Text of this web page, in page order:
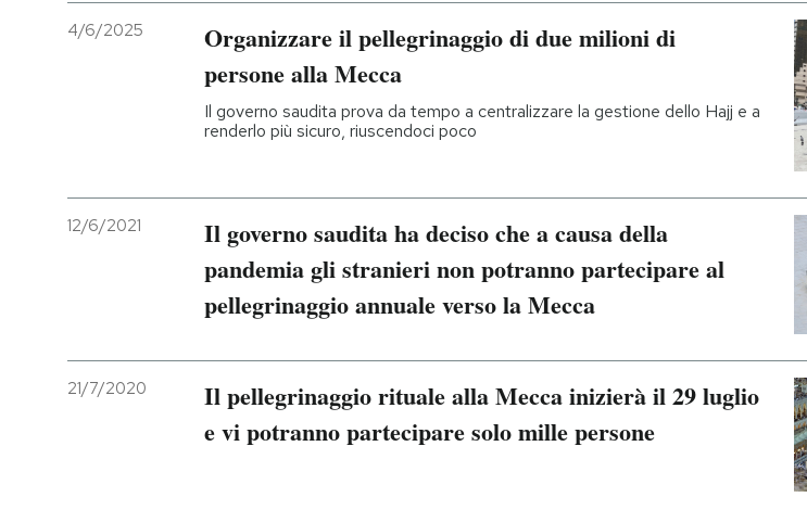
CALENDARIO
4/6/2025
Organizzare il pellegrinaggio di due milioni di
persone alla Mecca
Il governo saudita prova da tempo a centralizzare la gestione dello Hajj e a
renderlo più sicuro, riuscendoci poco
12/6/2021
Il governo saudita ha deciso che a causa della
pandemia gli stranieri non potranno partecipare al
pellegrinaggio annuale verso la Mecca
21/7/2020
Il pellegrinaggio rituale alla Mecca inizierà il 29 luglio
e vi potranno partecipare solo mille persone